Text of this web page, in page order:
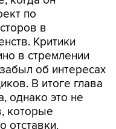
по
в
Критики
в стремлении
об интересах
В итоге глава
однако это не
которые
отставки.